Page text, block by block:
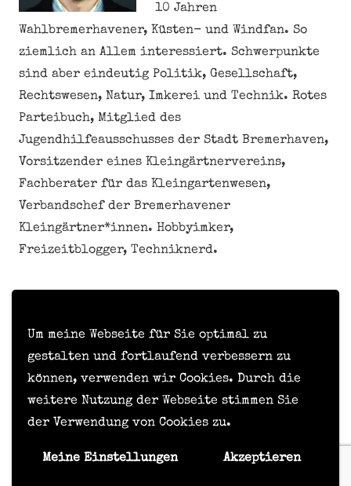
Um meine Webseite für Sie optimal zu
gestalten und fortlaufend verbessern zu
können, verwenden wir Cookies. Durch die
weitere Nutzung der Webseite stimmen Sie
der Verwendung von Cookies zu.
Meine Einstellungen Akzeptieren
10 Jahren
Wahlbremerhavener, Küsten- und Windfan. So
ziemlich an Allem interessiert. Schwerpunkte
sind aber eindeutig Politik, Gesellschaft,
Rechtswesen, Natur, Imkerei und Technik. Rotes
Parteibuch, Mitglied des
Jugendhilfeausschusses der Stadt Bremerhaven,
Vorsitzender eines Kleingärtnervereins,
Fachberater für das Kleingartenwesen,
Verbandschef der Bremerhavener
Kleingärtner*innen. Hobbyimker,
Freizeitblogger, Techniknerd.
oder weitergeben
Impressum
Datenschutzerklärung